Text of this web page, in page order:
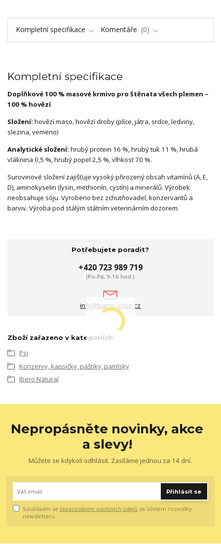
Kompletní specifikace Komentáře 0
Kompletní specifikace
Doplňkové 100 % masové krmivo pro štěnata všech plemen –
100 % hovězí
Složení: hovězí maso, hovězí droby (plíce, játra, srdce, ledviny,
slezina, vemeno)
Analytické složení: hrubý protein 16 %, hrubý tuk 11 %, hrubá
vláknina 0,5 %, hrubý popel 2,5 %, vlhkost 70 %.
Surovinové složení zajišťuje vysoký přirozený obsah vitamínů (A, E,
D), aminokyselin (lysin, methionín, cystín) a minerálů. Výrobek
neobsahuje sóju. Vyrobeno bez zchutňovadel, konzervantů a
barviv. Výroba pod stálým státním veterinárním dozorem.
Potřebujete poradit?
+420 723 989 719
(Po-Pá, 9-16 hod.)
info@barny-shop.cz
Zboží zařazeno v kategoriích
Psi
Konzervy, kapsičky, paštiky, pamlsky
Ibero Natural
Nepropásněte novinky, akce
a slevy!
Můžete se kdykoli odhlásit. Zasíláme jednou za 14 dní.
Přihlásit se
Souhlasím se zpracováním osobních údajů za účelem rozesílky
newsletteru.